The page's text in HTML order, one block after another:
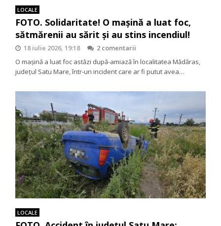
LOCALE
FOTO. Solidaritate! O mașină a luat foc,
sătmărenii au sărit și au stins incendiul!
18 iulie 2026, 19:18
2 comentarii
O mașină a luat foc astăzi după-amiază în localitatea Mădăras,
județul Satu Mare, într-un incident care ar fi putut avea…
LOCALE